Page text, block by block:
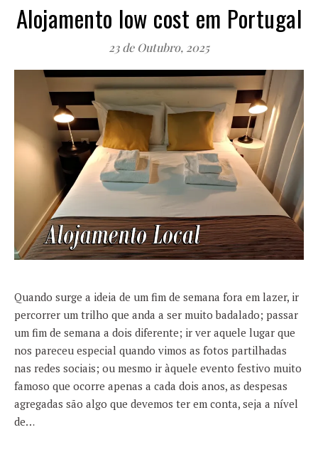
Alojamento low cost em Portugal
23 de Outubro, 2025
Quando surge a ideia de um fim de semana fora em lazer, ir
percorrer um trilho que anda a ser muito badalado; passar
um fim de semana a dois diferente; ir ver aquele lugar que
nos pareceu especial quando vimos as fotos partilhadas
nas redes sociais; ou mesmo ir àquele evento festivo muito
famoso que ocorre apenas a cada dois anos, as despesas
agregadas são algo que devemos ter em conta, seja a nível
de…